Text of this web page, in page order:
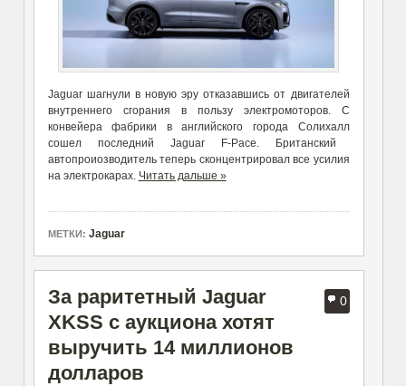
Jaguar шагнули в новую эру отказавшись от двигателей
внутреннего сгорания в пользу электромоторов. С
конвейерафабрики в английского города Солихалл
сошел последний Jaguar
F-Pace.
Британский
автопроиозводитель теперь сконцентрировалвсе усилия
на электрокарах. Читать дальше »
МЕТКИ: Jaguar
0
За раритетный Jaguar
XKSS с аукциона хотят
выручить 14 миллионов
долларов